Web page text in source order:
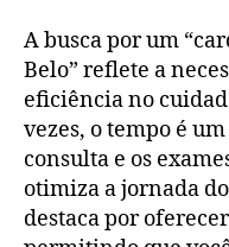
A busca por um
Belo” reflete a
eficiência no
vezes, o tempo é
consulta e os
otimiza a jornada
destaca por